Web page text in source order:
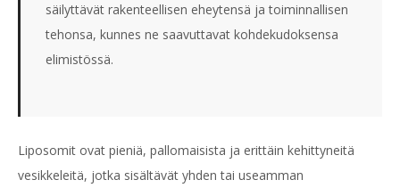
säilyttävät rakenteellisen eheytensä ja toiminnallisen
tehonsa, kunnes ne saavuttavat kohdekudoksensa
elimistössä.
Liposomit ovat pieniä, pallomaisista ja erittäin kehittyneitä
vesikkeleitä, jotka sisältävät yhden tai useamman